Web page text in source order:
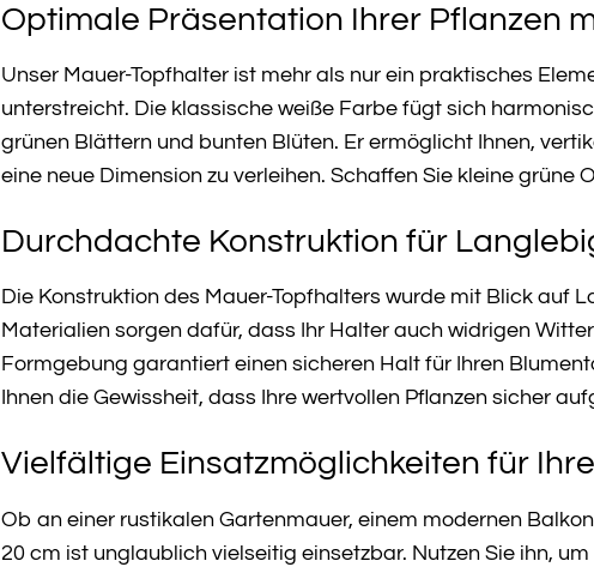
Optimale Präsentation Ihrer Pflanzen
Unser Mauer-Topfhalter ist mehr als nur ein praktisches
unterstreicht. Die klassische weiße Farbe fügt sich
grünen Blättern und bunten Blüten. Er ermöglicht Ihnen,
eine neue Dimension zu verleihen. Schaffen Sie kleine grüne
Durchdachte Konstruktion für
Die Konstruktion des Mauer-Topfhalters wurde mit Blick
Materialien sorgen dafür, dass Ihr Halter auch widrigen
Formgebung garantiert einen sicheren Halt für Ihren
Ihnen die Gewissheit, dass Ihre wertvollen Pflanzen sicher
Vielfältige Einsatzmöglichkeiten für
Ob an einer rustikalen Gartenmauer, einem modernen
20 cm ist unglaublich vielseitig einsetzbar. Nutzen Sie ihn, um